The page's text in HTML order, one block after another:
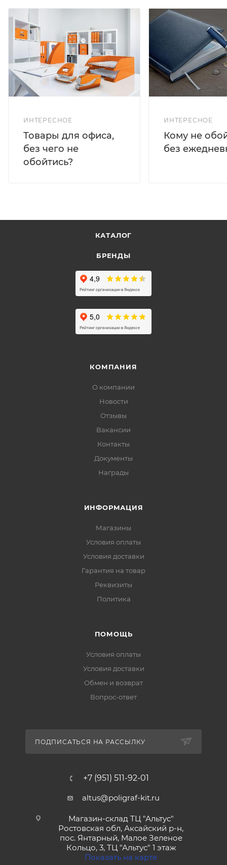
ИНТЕРЕСНОЕ
Товары для офиса,
без чего не
обойтись?
ИНТЕРЕСНОЕ
Кому не
без
КАТАЛОГ
БРЕНДЫ
КОМПАНИЯ
О компании
Новости
Отзывы
Вакансии
Контакты
Документы
Награды
ИНФОРМАЦИЯ
Магазины
Условия оплаты
Условия доставки
Гарантия на товар
Реквизиты
Политика
ПОМОЩЬ
Условия оплаты
Условия доставки
Обмен и возврат
Вопрос-ответ
ПОДПИСАТЬСЯ НА РАССЫЛКУ
+7 (951) 511-92-01
altus@poligraf-kit.ru
Магазин-склад ТЦ "Альтус"
Ростовская обл, Аксайский р-н,
пос. Янтарный, Малое Зеленое
Кольцо, 3, ТЦ "Альтус" 1 этаж
Показать на карте